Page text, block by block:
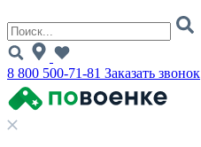
8 800 500-71-81 Заказать звонок